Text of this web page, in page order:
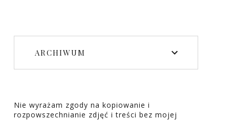
ARCHIWUM
Nie wyrażam zgody na kopiowanie i
rozpowszechnianie zdjęć i treści bez mojej